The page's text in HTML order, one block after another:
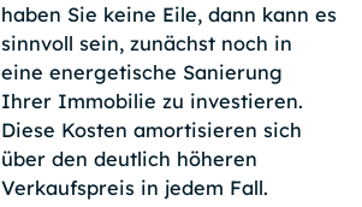
haben Sie keine Eile, dann kann es
sinnvoll sein, zunächst noch in
eine energetische Sanierung
Ihrer Immobilie zu investieren.
Diese Kosten amortisieren sich
über den deutlich höheren
Verkaufspreis in jedem Fall.